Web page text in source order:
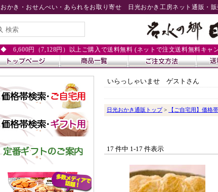
おかき・おせんべい・あられをお取り寄せ 日光おかき工房ネット通販・販
◆ 6,600円（7,128円）以上ご購入で送料無料 (ネットで注文送料無料キャ
いらっしゃいませ ゲストさん
日光おかき通販トップ> 【ご自宅用】価格
17 件中 1-17 件表示